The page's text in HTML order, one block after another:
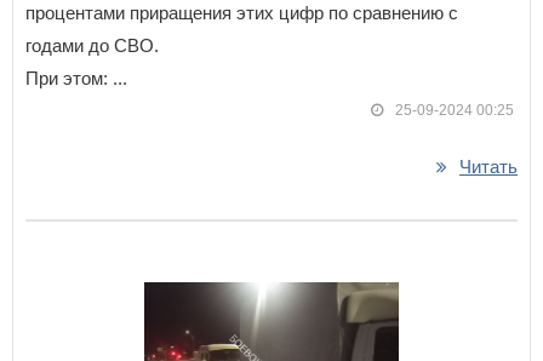
процентами приращения этих цифр по сравнению с
годами до СВО.
При этом: ...
25-09-2024 00:25
Читать